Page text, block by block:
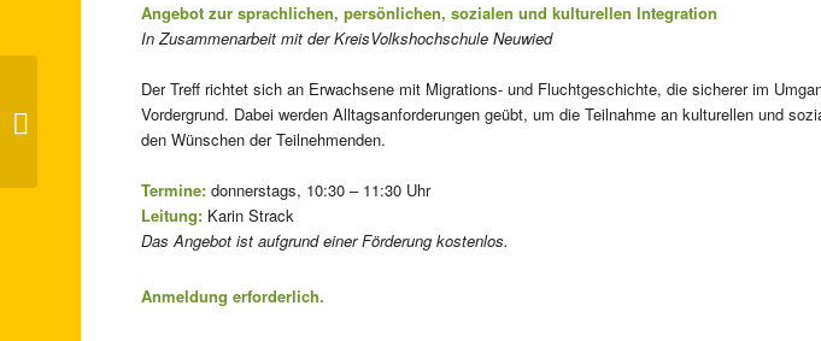
Angebot zur sprachlichen, persönlichen, sozialen und kulturellen Integration
In Zusammenarbeit mit der KreisVolkshochschule Neuwied
Der Treff richtet sich an Erwachsene mit Migrations- und Fluchtgeschichte, die sicherer im
Vordergrund. Dabei werden Alltagsanforderungen geübt, um die Teilnahme an kulturellen und
den Wünschen der Teilnehmenden.
Termine:donnerstags, 10:30 – 11:30 Uhr
Leitung: Karin Strack
Das Angebot ist aufgrund einer Förderung kostenlos.
Anmeldung erforderlich.
Osterbäckerei – Zusatztermin